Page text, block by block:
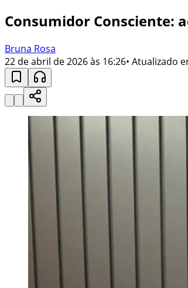
Consumidor Consciente:
Bruna Rosa
22 de abril de 2026 às 16:26• Atualizado